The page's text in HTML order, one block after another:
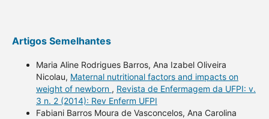
Artigos Semelhantes
Maria Aline Rodrigues Barros, Ana Izabel Oliveira
Nicolau, Maternal nutritional factors and impacts on
weight of newborn , Revista de Enfermagem da UFPI: v.
3 n. 2 (2014): Rev Enferm UFPI
Fabiani Barros Moura de Vasconcelos, Ana Carolina